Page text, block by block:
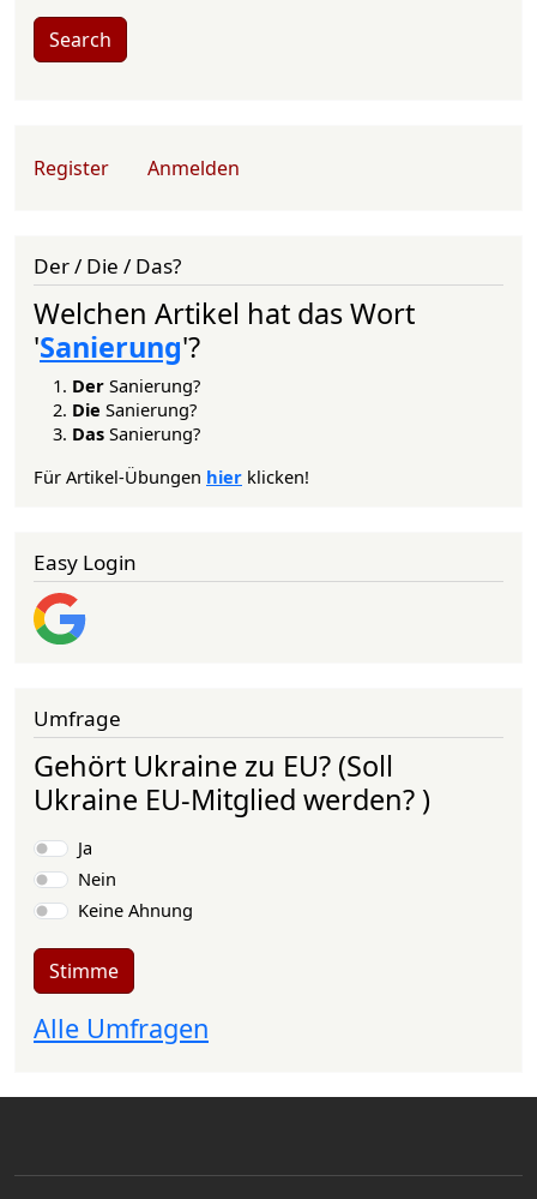
Search
User account menu
Register Anmelden
Der / Die / Das?
Welchen Artikel hat das Wort
'Sanierung'?
Der Sanierung?
Die Sanierung?
Das Sanierung?
Für Artikel-Übungen hier klicken!
Easy Login
Umfrage
Gehört Ukraine zu EU? (Soll
Ukraine EU-Mitglied werden? )
Auswahlmöglichkeiten
Ja
Nein
Keine Ahnung
Stimme
Alle Umfragen